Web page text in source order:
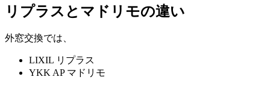
リプラスとマドリモの違い
外窓交換では、
LIXIL リプラス
YKK AP マドリモ